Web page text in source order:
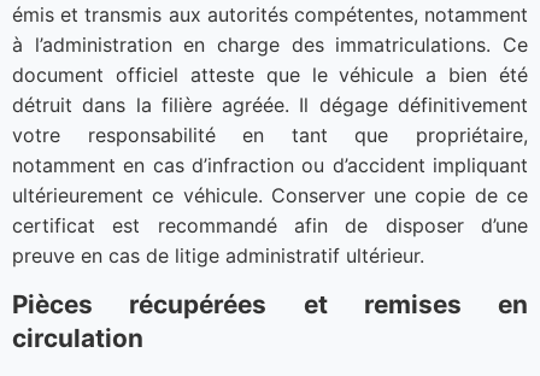
émis et transmis aux autorités compétentes, notamment
à l’administration en charge des immatriculations. Ce
document officiel atteste que le véhicule a bien été
détruit dans la filière agréée. Il dégage définitivement
votre responsabilité en tant que propriétaire,
notamment en cas d’infraction ou d’accident impliquant
ultérieurement ce véhicule. Conserver une copie de ce
certificat est recommandé afin de disposer d’une
preuve en cas de litige administratif ultérieur.
Pièces récupérées et remises en
circulation